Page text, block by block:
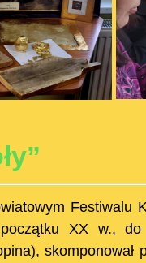
Festiwalu
XX w.,